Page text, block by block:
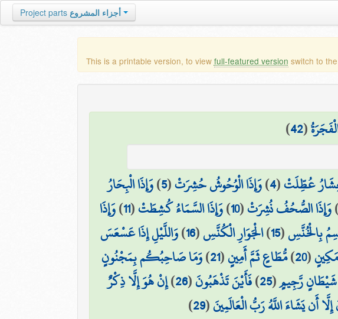
Project parts أجزاء المشروع
This is a printable version, to view full-featured version switch to the
(
42
)
عُطِّلَتْ(
4
)وَإِذَا الْوُحُوشُ حُشِرَتْ(
5
)وَإِذَا الْبِحَارُ
وَإِذَا الصُّحُفُ نُشِرَتْ(
10
)وَإِذَا السَّمَاءُ كُشِطَتْ(
11
)وَإِذَا
بِالْخُنَّسِ(
15
)الْجَوَارِ الْكُنَّسِ(
16
)وَاللَّيْلِ إِذَا عَسْعَسَ
(
20
)مُّطَاعٍ ثَمَّ أَمِينٍ(
21
)وَمَا صَاحِبُكُم بِمَجْنُونٍ
رَّجِيمٍ(
25
)فَأَيْنَ تَذْهَبُونَ(
26
)إِنْ هُوَ إِلَّا ذِكْرٌ
أَن يَشَاءَ اللَّهُ رَبُّ الْعَالَمِينَ(
29
)